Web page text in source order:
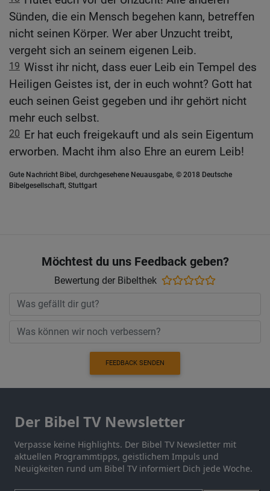
Sünden, die ein Mensch begehen kann, betreffen
nicht seinen Körper. Wer aber Unzucht treibt,
vergeht sich an seinem eigenen Leib.
19 Wisst ihr nicht, dass euer Leib ein Tempel des
Heiligen Geistes ist, der in euch wohnt? Gott hat
euch seinen Geist gegeben und ihr gehört nicht
mehr euch selbst.
20 Er hat euch freigekauft und als sein Eigentum
erworben. Macht ihm also Ehre an eurem Leib!
Gute Nachricht Bibel, durchgesehene Neuausgabe, © 2018 Deutsche
Bibelgesellschaft, Stuttgart
Möchtest du uns Feedback geben?
Bewertung der Bibelthek
FEEDBACK SENDEN
Der Bibel TV Newsletter
Verpasse keine Highlights. Der Bibel TV Newsletter mit
aktuellen Programmtipps, geistlichem Impuls und
Neuigkeiten rund um Bibel TV informiert Dich jede Woche.